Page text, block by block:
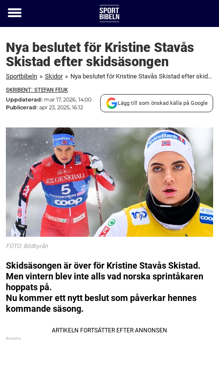
Toggle
Nya beslutet för Kristine Stavås
Skistad efter skidsäsongen
Sportbibeln » Skidor » Nya beslutet för Kristine Stavås Skistad efter skidsäsongen
SKRIBENT: STEFAN FEUK
Uppdaterad: mar 17, 2026, 14:00
Publicerad: apr 23, 2025, 16:12
Lägg till som önskad källa på Google
FOTO: Bildbyrån
Skidsäsongen är över för Kristine Stavås Skistad.
Men vintern blev inte alls vad norska sprintåkaren
hoppats på.
Nu kommer ett nytt beslut som påverkar hennes
kommande säsong.